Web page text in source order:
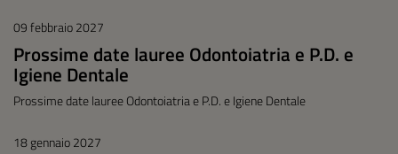
09 febbraio 2027
Prossime date lauree Odontoiatria e P.D. e
Igiene Dentale
Prossime date lauree Odontoiatria e P.D. e Igiene Dentale
18 gennaio 2027